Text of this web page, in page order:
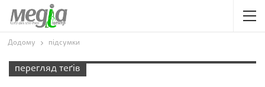
Додому підсумки
перегляд теґів